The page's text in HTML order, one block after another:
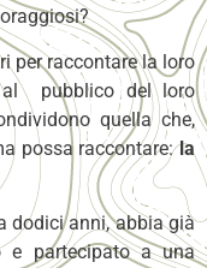
per raccontare la loro
al pubblico del loro
quella che,
possa raccontare:la
dodici anni, abbia già
e partecipato a una